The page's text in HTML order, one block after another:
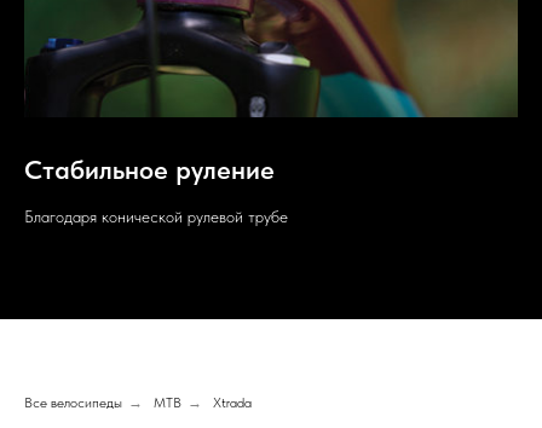
Стабильное руление
Благодаря конической рулевой трубе
Все велосипеды → MTB → Xtrada